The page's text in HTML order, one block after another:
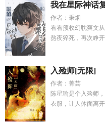
我在星际神话
作者：秉烟
看看预收幻耽爽文
熬夜猝死，再次睁
入殓师[无限]
作者：菁芸
陈星瑜是个入殓师
衣服，让人体面离